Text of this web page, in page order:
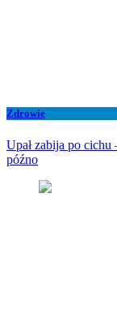
Zdrowie
Upał zabija po cichu
późno